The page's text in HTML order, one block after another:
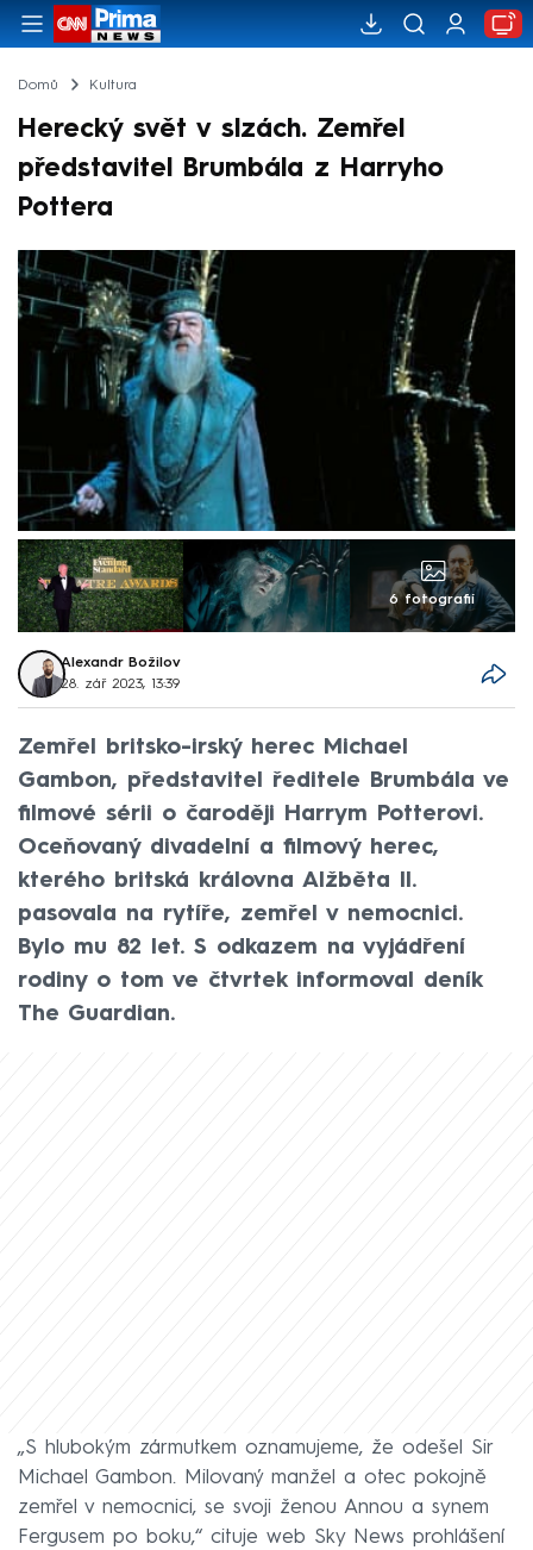
Domů Kultura
Herecký svět v slzách. Zemřel
představitel Brumbála z Harryho
Pottera
6 fotografií
Alexandr Božilov
28. zář 2023, 13:39
Zemřel britsko-irský herec Michael
Gambon, představitel ředitele Brumbála ve
filmové sérii o čaroději Harrym Potterovi.
Oceňovaný divadelní a filmový herec,
kterého britská královna Alžběta II.
pasovala na rytíře, zemřel v nemocnici.
Bylo mu 82 let. S odkazem na vyjádření
rodiny o tom ve čtvrtek informoval deník
The Guardian.
„S hlubokým zármutkem oznamujeme, že odešel Sir
Michael Gambon. Milovaný manžel a otec pokojně
zemřel v nemocnici, se svoji ženou Annou a synem
Fergusem po boku,“ cituje web Sky News prohlášení